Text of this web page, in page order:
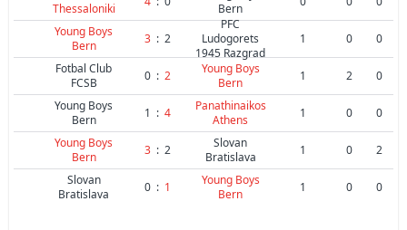
Thessaloniki
Bern
Young Boys
Bern
3 : 2
PFC
Ludogorets
1945 Razgrad
1 0
0
Fotbal Club
FCSB
0 : 2
Young Boys
Bern
1 2
0
Young Boys
Bern
1 : 4
Panathinaikos
Athens
1 0
0
Young Boys
Bern
3 : 2
Slovan
Bratislava
1 0
2
Slovan
Bratislava
0 : 1
Young Boys
Bern
1 0 0